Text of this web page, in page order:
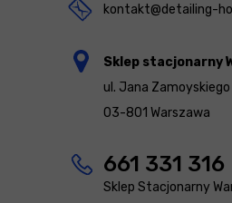
kontakt@detailing-
Sklep stacjonarny
ul. Jana
03-801 Warszawa
661 331 316
Sklep Stacjonarny